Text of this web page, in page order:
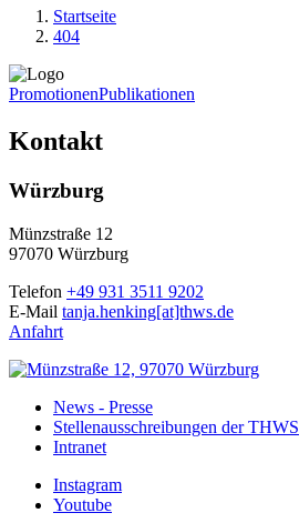
Startseite
404
PromotionenPublikationen
Kontakt
Würzburg
Münzstraße 12
97070 Würzburg
Telefon +49 931 3511 9202
E-Mail tanja.henking[at]thws.de
Anfahrt
News - Presse
Stellenausschreibungen der THWS
Intranet
Instagram
Youtube